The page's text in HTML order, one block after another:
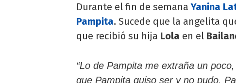
Durante el fin de semanaYanina
Pampita. Sucede que la angelita
que recibió su hija Lola en el
“Lo de Pampita me extraña un
que Pampita quiso ser y no pudo.